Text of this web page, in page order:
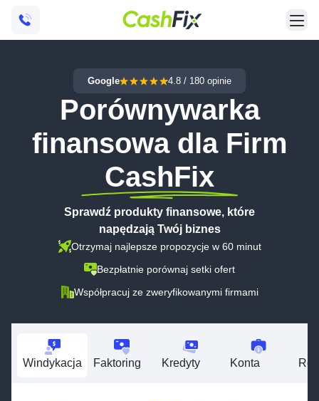
Google 4.8 / 180 opinie
Porównywarka
finansowa dla Firm
CashFix
Sprawdź produkty finansowe, które
napędzają Twój biznes
Otrzymaj najlepsze propozycje w 60 minut
Bezpłatnie porównaj setki ofert
Współpracuj ze zweryfikowanymi firmami
Windykacja Faktoring Kredyty Konta